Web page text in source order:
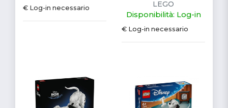
€ Log-in necessario
LEGO
Disponibilità: Log-in
€ Log-in necessario